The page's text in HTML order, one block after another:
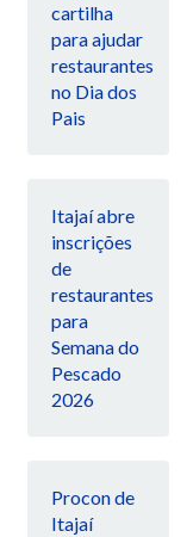
cartilha
para ajudar
restaurantes
no Dia dos
Pais
Itajaí abre
inscrições
de
restaurantes
para
Semana do
Pescado
2026
Procon de
Itajaí